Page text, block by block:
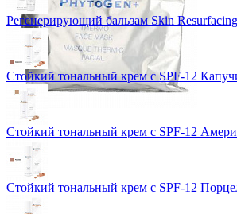
Регенерирующий бальзам Skin
Стойкий тональный крем с SPF-12
Стойкий тональный крем с SPF-12
Стойкий тональный крем с SPF-12